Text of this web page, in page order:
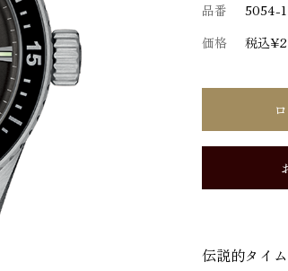
品番
5054-
価格
税込
伝説的タイ